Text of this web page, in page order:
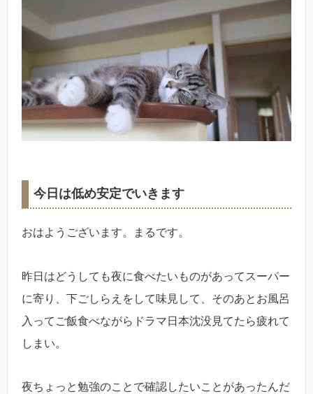
今日は低め安定でいきます
おはようございます。まるです。
昨日はどうしても夜に食べたいものがあってスーパー
に寄り、下ごしらえをして味見して、そのあとお風呂
入ってご飯食べながらドラマ日本沈没見てたら疲れて
しまい。
夜ちょっと勉強のことで確認したいことがあったんだ